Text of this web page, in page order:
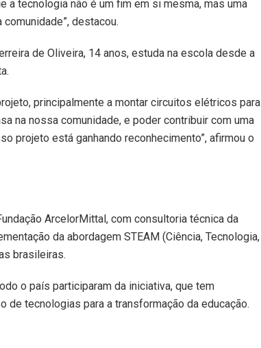
a tecnologia não é um fim em si mesma, mas uma
destacou.
de Oliveira, 14 anos, estuda na escola desde a
principalmente a montar circuitos elétricos para
na nossa comunidade, e poder contribuir com uma
projeto está ganhando reconhecimento”, afirmou o
ArcelorMittal, com consultoria técnica da
da abordagem STEAM (Ciência, Tecnologia,
brasileiras.
o país participaram da iniciativa, que tem
tecnologias para a transformação da educação.